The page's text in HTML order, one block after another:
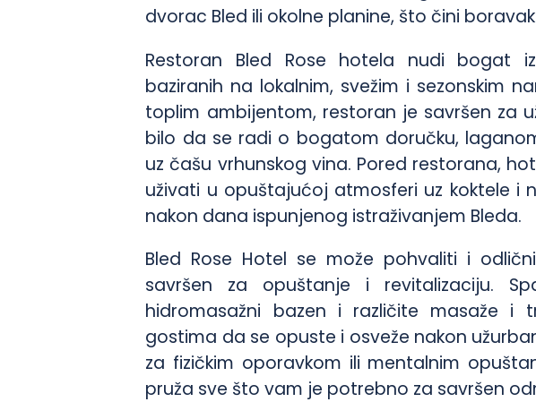
dvorac Bled ili okolne planine, što čini
Restoran Bled Rose hotela nudi bogat
baziranih na lokalnim, svežim i sezonskim
toplim ambijentom, restoran je savršen za
bilo da se radi o bogatom doručku,
uz čašu vrhunskog vina. Pored restorana,
uživati u opuštajućoj atmosferi uz koktele i
nakon dana ispunjenog istraživanjem Bleda.
Bled Rose Hotel se može pohvaliti i
savršen za opuštanje i revitalizaciju.
hidromasažni bazen i različite masaže i
gostima da se opuste i osveže nakon
za fizičkim oporavkom ili mentalnim
pruža sve što vam je potrebno za savršen